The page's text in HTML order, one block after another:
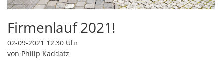
Firmenlauf 2021!
02-09-2021 12:30 Uhr
von Philip Kaddatz